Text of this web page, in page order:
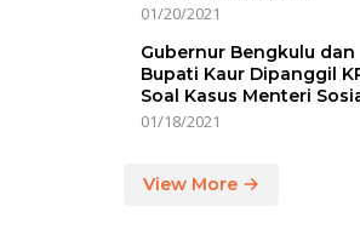
01/20/2021
Gubernur Bengkulu dan
Bupati Kaur Dipanggil
Soal Kasus Menteri
01/18/2021
View More